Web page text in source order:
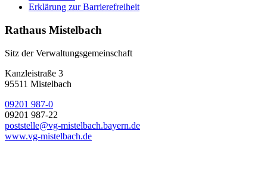
Erklärung zur Barrierefreiheit
Rathaus Mistelbach
Sitz der Verwaltungsgemeinschaft
Kanzleistraße 3
95511 Mistelbach
09201 987-0
09201 987-22
poststelle@vg-mistelbach.bayern.de
www.vg-mistelbach.de